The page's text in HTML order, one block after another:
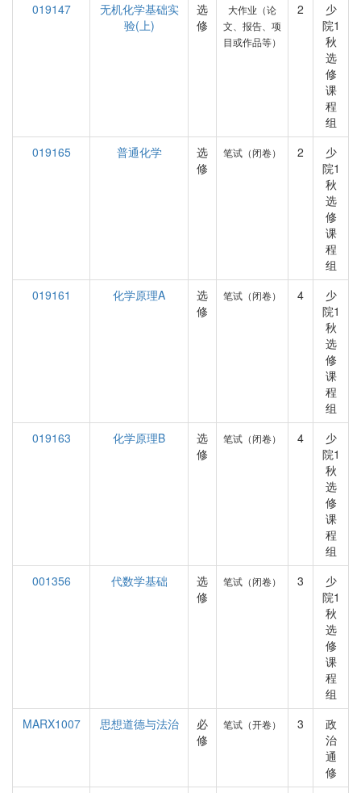
019147
无机化学基础实
验(上)
选
修
大作业（论
文、报告、项
目或作品等）
2
少
院1
秋
选
修
课
程
组
019165
普通化学
选
修
笔试（闭卷） 2
少
院1
秋
选
修
课
程
组
019161
化学原理A
选
修
笔试（闭卷） 4
少
院1
秋
选
修
课
程
组
019163
化学原理B
选
修
笔试（闭卷） 4
少
院1
秋
选
修
课
程
组
001356
代数学基础
选
修
笔试（闭卷） 3
少
院1
秋
选
修
课
程
组
MARX1007
思想道德与法治
必
修
笔试（开卷） 3
政
治
通
修